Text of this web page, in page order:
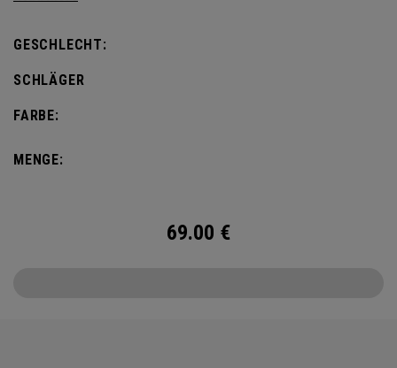
GESCHLECHT:
SCHLÄGER
FARBE:
MENGE:
69.00 €